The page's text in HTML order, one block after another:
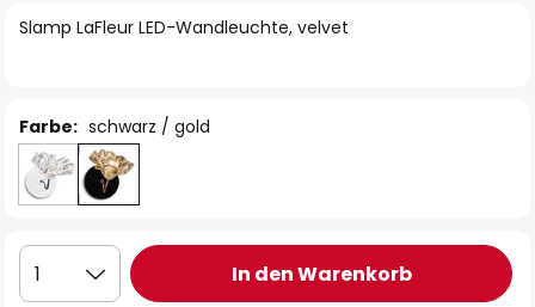
Slamp LaFleur LED-Wandleuchte, velvet
Farbe: schwarz / gold
1 In den Warenkorb